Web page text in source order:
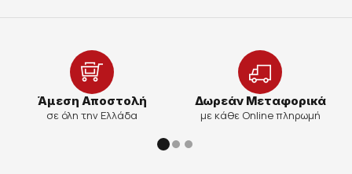
Άμεση Αποστολή
σε όλη την Ελλάδα
Δωρεάν Μεταφορικά
με κάθε Online πληρωμή